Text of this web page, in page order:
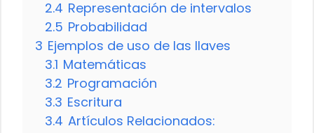
2.4 Representación de intervalos
2.5 Probabilidad
3 Ejemplos de uso de las llaves
3.1 Matemáticas
3.2 Programación
3.3 Escritura
3.4 Artículos Relacionados: